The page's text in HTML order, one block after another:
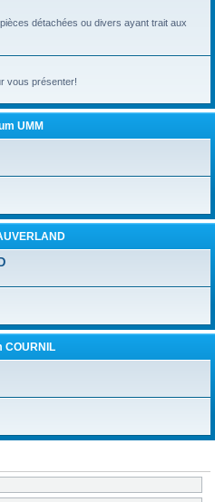
détachées ou divers ayant trait aux
vous présenter!
UMM
COURNIL